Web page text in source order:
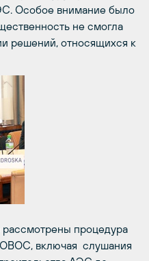
Особое внимание было
не смогла
решений, относящихся к
процедура
включая слушания